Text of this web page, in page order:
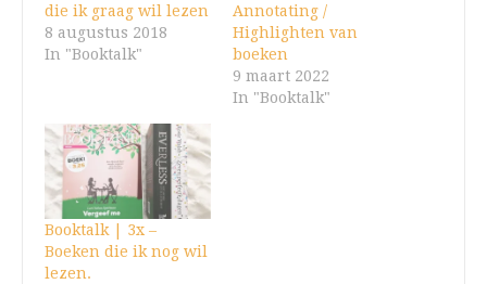
die ik graag wil lezen
8 augustus 2018
In "Booktalk"
Annotating /
Highlighten van
boeken
9 maart 2022
In "Booktalk"
Booktalk | 3x –
Boeken die ik nog wil
lezen.